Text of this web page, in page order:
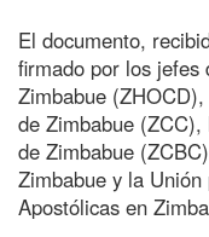
El documento,
firmado por los jefes
Zimbabue
de Zimbabue
de Zimbabue
Zimbabue y la
Apostólicas en